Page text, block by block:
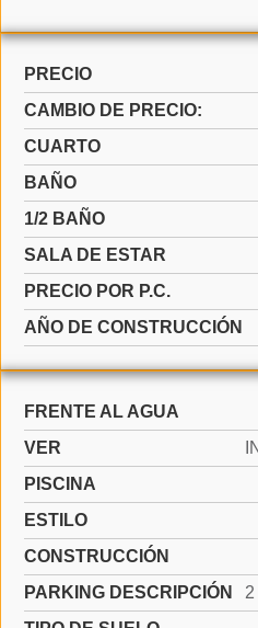
PRECIO
CAMBIO DE PRECIO:
CUARTO
BAÑO
1/2 BAÑO
SALA DE ESTAR
PRECIO POR P.C.
AÑO DE CONSTRUCCIÓN
FRENTE AL AGUA
VER
PISCINA
ESTILO
CONSTRUCCIÓN
PARKING DESCRIPCIÓN